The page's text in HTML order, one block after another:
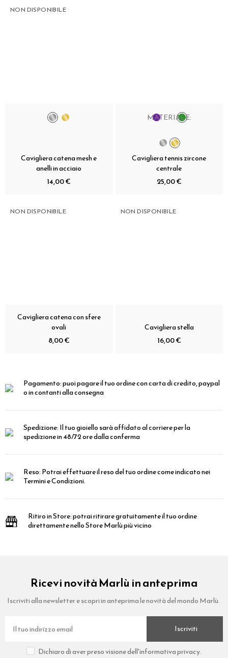
NON DISPONIBILE
Cavigliera catena mesh e
anelli in acciaio
14,00 €
MATERIALE:
Cavigliera tennis zircone
centrale
25,00 €
NON DISPONIBILE
Cavigliera catena con sfere
ovali
8,00 €
NON DISPONIBILE
Cavigliera stella
16,00 €
Pagamento:puoi pagare il tuo ordine con carta di credito, paypal
o in contanti alla consegna
Spedizione:Il tuo gioiello sarà affidato al corriere per la
spedizione in 48/72 ore dalla conferma
Reso:Potrai effettuare il reso del tuo ordine come indicato nei
Termini e Condizioni.
Ritiro in Store:potrai ritirare gratuitamente il tuo ordine
direttamente nello Store Marlù più vicino
Ricevi novità Marlù in anteprima
Iscriviti alla newsletter e scopri in anteprima le novità del mondo Marlù.
Iscriviti
Dichiaro di aver preso visione dell'informativa privacy.